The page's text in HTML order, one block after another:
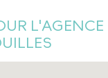
L'AGENCE